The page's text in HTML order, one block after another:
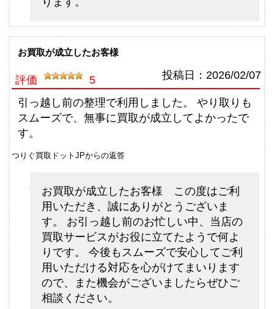
釣具買取クーポン
シマノ フライロッド アスキス
J1508 未使用
turi20260501 （2026/05/31迄）
45,500円
シマノ フライロッド アスキス
J1408 未使用
釣具買取クーポン
36,000円
2026/05/02
シマノ フライロッド フリースト
釣具買取クーポンg-
turi20260503（2026/05/31迄）
シマノ フライロッド リーストー
ン LD-S 9028 ＃8 9’2” 未使用
釣具買取クーポンg-
turi20260504（2026/05/31迄）
13,500円
2026/05/02
シマノ フライロッド ライムスト
ーン 7063 ＃3 7’6” 未使用
7,500円
お買取が成立したお客様
評価 5 投稿日： 2026/02/07
引っ越し前の整理で利用しました。 やり取りも
スムーズで、無事に買取が成立してよかったで
す。
つりぐ買取ドットJPからの返答
お買取が成立したお客様 この度はご利
用いただき、誠にありがとうございま
す。 お引っ越し前のお忙しい中、当店の
買取サービスがお役に立てたようで何よ
りです。 今後もスムーズで安心してご利
用いただける対応を心がけてまいります
ので、また機会がございましたらぜひご
相談ください。